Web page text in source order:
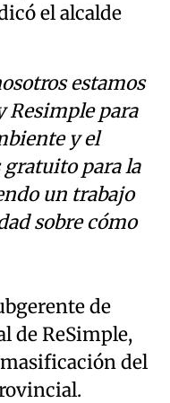
el alcalde
estamos
Resimple para
y el
gratuito para la
un trabajo
sobre cómo
de
de ReSimple,
masificación del